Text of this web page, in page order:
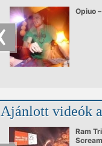
Opiuo
Ajánlott videók
Ram